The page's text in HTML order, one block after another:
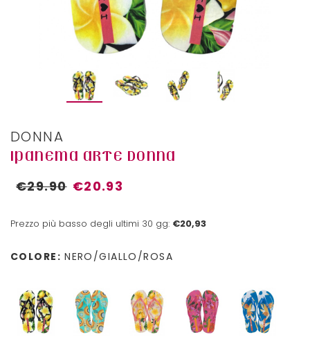
DONNA
IPANEMA ARTE DONNA
€29.90 €20.93
Prezzo più basso degli ultimi 30 gg: €20,93
COLORE: NERO/GIALLO/ROSA